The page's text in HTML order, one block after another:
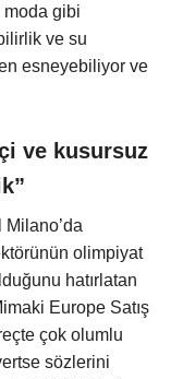
moda gibi
ve su
esneyebiliyor ve
ve kusursuz
Milano’da
olimpiyat
hatırlatan
Europe Satış
çok olumlu
sözlerini